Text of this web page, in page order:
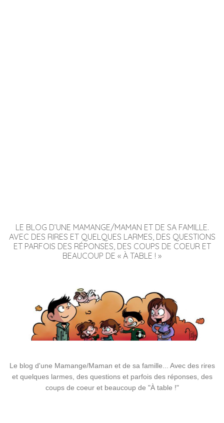
LE BLOG D’UNE MAMANGE/MAMAN ET DE SA FAMILLE.
AVEC DES RIRES ET QUELQUES LARMES, DES QUESTIONS
ET PARFOIS DES RÉPONSES, DES COUPS DE COEUR ET
BEAUCOUP DE « À TABLE ! »
Le blog d'une Mamange/Maman et de sa famille... Avec des rires
et quelques larmes, des questions et parfois des réponses, des
coups de coeur et beaucoup de "À table !"